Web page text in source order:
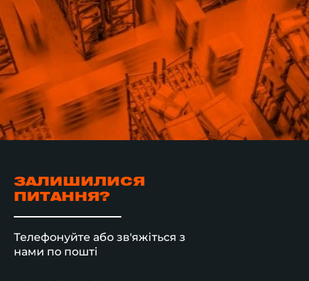
ЗАЛИШИЛИСЯ
ПИТАННЯ?
Телефонуйте або зв'яжіться з
нами по пошті